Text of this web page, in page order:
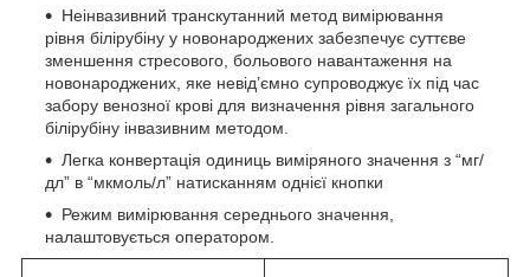
Неінвазивний транскутанний метод вимірювання
рівня білірубіну у новонароджених забезпечує суттєве
зменшення стресового, больового навантаження на
новонароджених, яке невід’ємно супроводжує їх під час
забору венозної крові для визначення рівня загального
білірубіну інвазивним методом.
Легка конвертація одиниць виміряного значення з “мг/
дл” в “мкмоль/л” натисканням однієї кнопки
Режим вимірювання середнього значення,
налаштовується оператором.